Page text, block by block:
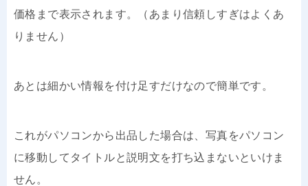
価格まで表示されます。（あまり信頼しすぎはよくあ
りません）
あとは細かい情報を付け足すだけなので簡単です。
これがパソコンから出品した場合は、写真をパソコン
に移動してタイトルと説明文を打ち込まないといけま
せん。